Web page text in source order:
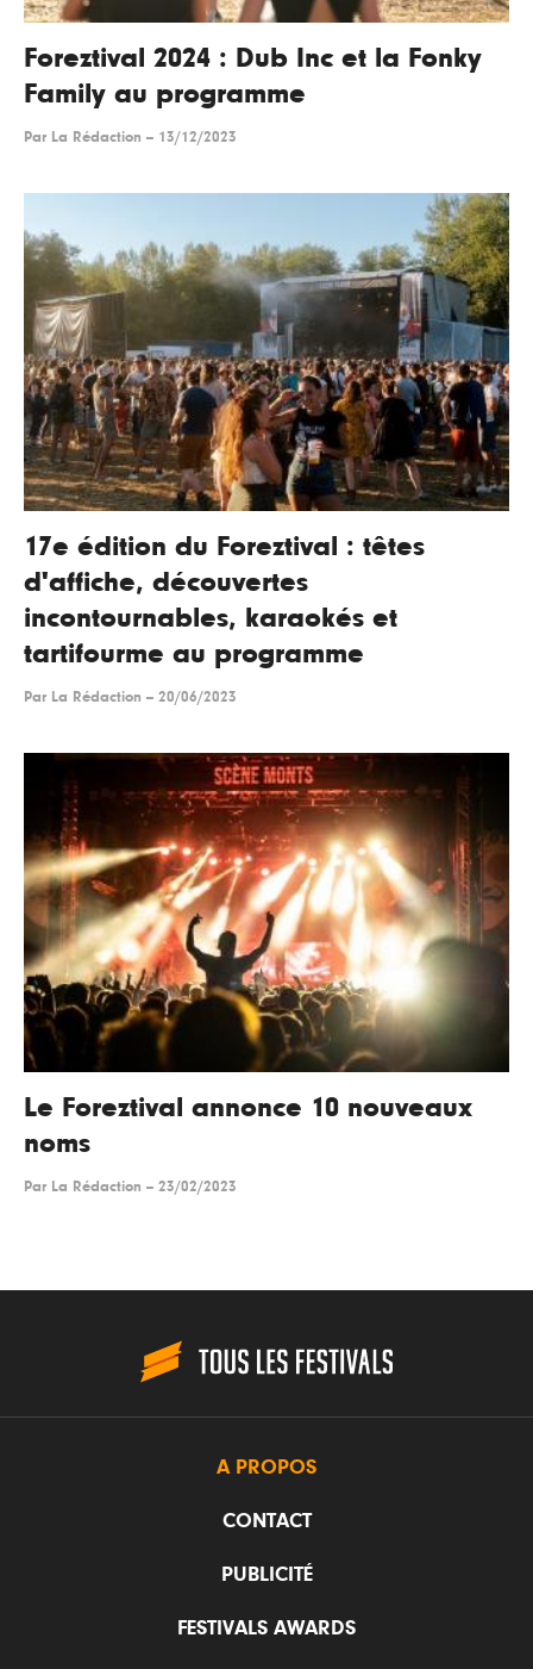
Foreztival 2024 : Dub Inc et la Fonky
Family au programme
Par La Rédaction -- 13/12/2023
17e édition du Foreztival : têtes
d'affiche, découvertes
incontournables, karaokés et
tartifourme au programme
Par La Rédaction -- 20/06/2023
Le Foreztival annonce 10 nouveaux
noms
Par La Rédaction -- 23/02/2023
A PROPOS
CONTACT
PUBLICITÉ
FESTIVALS AWARDS